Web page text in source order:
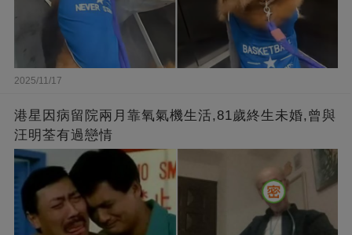
2025/11/17
港星因病留院兩月靠氧氣機生活,81歲終生未婚,曾與
汪明荃有過戀情